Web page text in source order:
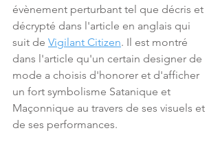
évènement perturbant tel que décris et
décrypté dans l'article en anglais qui
suit de Vigilant Citizen. Il est montré
dans l'article qu'un certain designer de
mode a choisis d'honorer et d'afficher
un fort symbolisme Satanique et
Maçonnique au travers de ses visuels et
de ses performances.